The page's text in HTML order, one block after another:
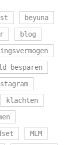
beyuna
blog
besparen
klachten
MLM